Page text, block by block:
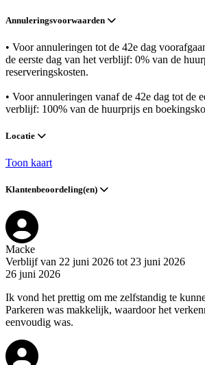
Annuleringsvoorwaarden
• Voor annuleringen tot de 42e dag
de eerste dag van het verblijf: 0% van de
reserveringskosten.
• Voor annuleringen vanaf de 42e dag tot de
verblijf: 100% van de huurprijs en
Locatie
Toon kaart
Klantenbeoordeling(en)
Macke
Verblijf van 22 juni 2026 tot 23 juni 2026
26 juni 2026
Ik vond het prettig om me zelfstandig te
Parkeren was makkelijk, waardoor het
eenvoudig was.